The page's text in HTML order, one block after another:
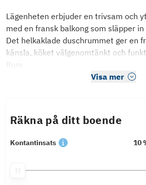
Lägenheten erbjuder en trivsam och
med en fransk balkong som släpper
Det helkaklade duschrummet ger en
känsla, köket välgenomtänkt och
Rum
Visa mer
Räkna på ditt boende
Kontantinsats 10